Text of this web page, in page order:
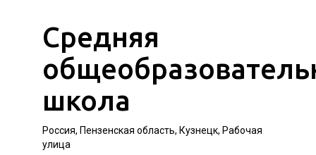
Средняя
школа
Россия, Пензенская область, Кузнецк, Рабочая
улица